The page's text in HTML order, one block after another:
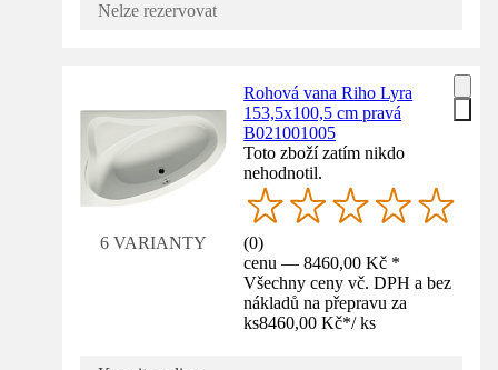
Nelze rezervovat
6 VARIANTY
Rohová vana Riho Lyra
153,5x100,5 cm pravá
B021001005
Toto zboží zatím nikdo
nehodnotil.
(0)
cenu — 8460,00 Kč *
Všechny ceny vč. DPH a bez
nákladů na přepravu za
ks8460,00 Kč*/ ks